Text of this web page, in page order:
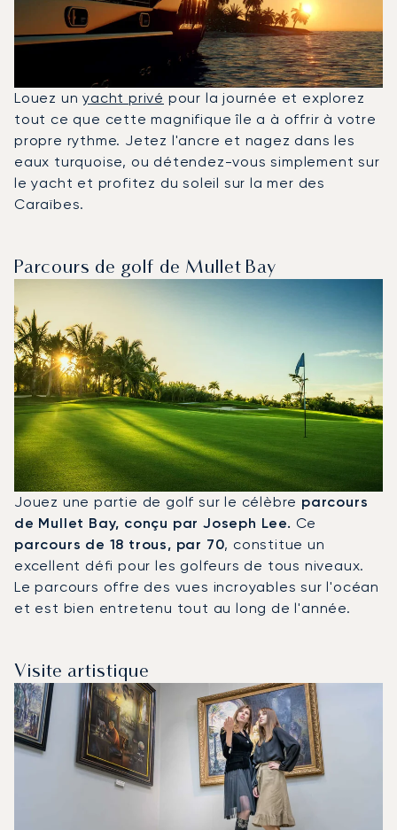
Louez unyacht privé pour la journée et explorez
tout ce que cette magnifique île a à offrir à votre
propre rythme. Jetez l'ancre et nagez dans les
eaux turquoise, ou détendez-vous simplement sur
le yacht et profitez du soleil sur la mer des
Caraïbes.
Parcours de golf de Mullet Bay
Jouez une partie de golf sur le célèbre parcours
de Mullet Bay, conçu par Joseph Lee. Ce
parcours de 18 trous, par 70, constitue un
excellent défi pour les golfeurs de tous niveaux.
Le parcours offre des vues incroyables sur l'océan
et est bien entretenu tout au long de l'année.
Visite artistique